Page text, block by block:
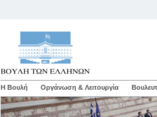
Η Βουλή Οργάνωση & Λειτουργία